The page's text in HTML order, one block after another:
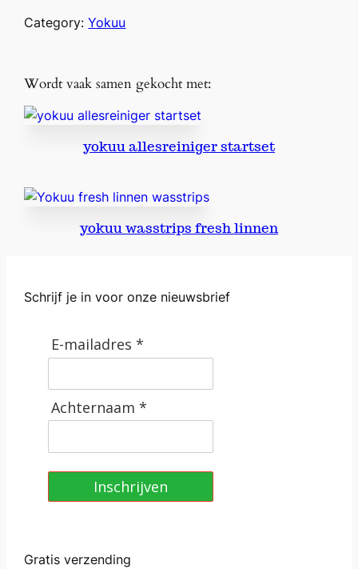
Category:Yokuu
Wordt vaak samen gekocht met:
yokuu allesreiniger startset
yokuu wasstrips fresh linnen
Schrijf je in voor onze nieuwsbrief
E-mailadres *
Achternaam *
Inschrijven
Gratis verzending